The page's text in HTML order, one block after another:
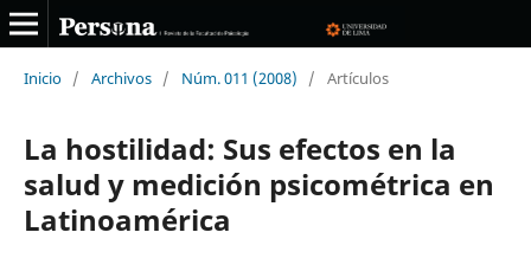
Inicio / Archivos / Núm. 011 (2008) / Artículos
La hostilidad: Sus efectos en la
salud y medición psicométrica en
Latinoamérica